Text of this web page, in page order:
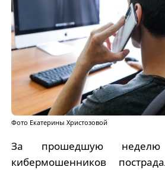
Фото Екатерины Христозовой
За прошедшую
кибермошенников